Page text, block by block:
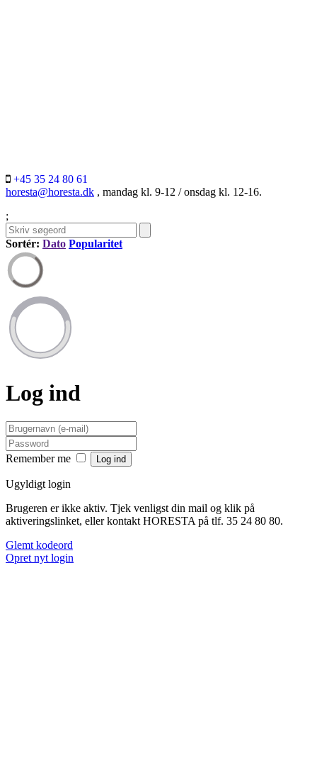
+45 35 24 80 61
horesta@horesta.dk , mandag kl. 9-12 / onsdag kl. 12-16.
;
Sortér: Dato Popularitet
Log ind
Remember me
Ugyldigt login
Brugeren er ikke aktiv. Tjek venligst din mail og klik på
aktiveringslinket, eller kontakt HORESTA på tlf. 35 24 80 80.
Glemt kodeord
Opret nyt login